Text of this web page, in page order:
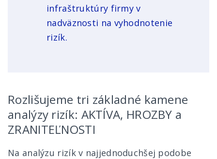
infraštruktúry firmy v
nadväznosti na vyhodnotenie
rizík.
Rozlišujeme tri základné kamene
analýzy rizík: AKTÍVA, HROZBY a
ZRANITEĽNOSTI
Na analýzu rizík v najjednoduchšej podobe